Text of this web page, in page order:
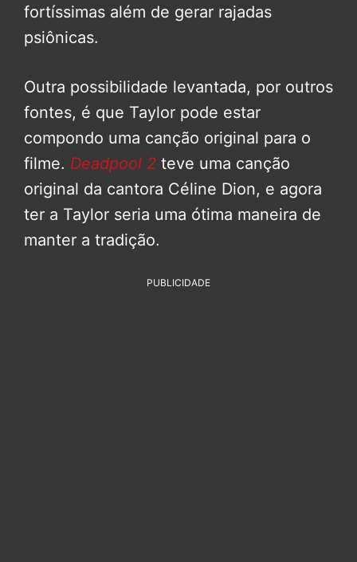
fortíssimas além de gerar rajadas
psiônicas.
Outra possibilidade levantada, por outros
fontes, é que Taylor pode estar
compondo uma canção original para o
filme. Deadpool 2 teve uma canção
original da cantora Céline Dion, e agora
ter a Taylor seria uma ótima maneira de
manter a tradição.
PUBLICIDADE